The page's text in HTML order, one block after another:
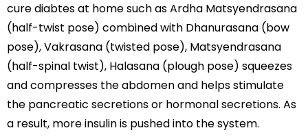
cure diabtes at home such as Ardha Matsyendrasana
(half-twist pose) combined with Dhanurasana (bow
pose), Vakrasana (twisted pose), Matsyendrasana
(half-spinal twist), Halasana (plough pose) squeezes
and compresses the abdomen and helps stimulate
the pancreatic secretions or hormonal secretions. As
a result, more insulin is pushed into the system.